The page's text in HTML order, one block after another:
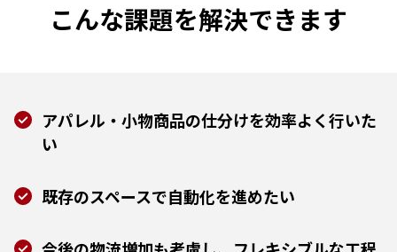
こんな課題を解決できます
アパレル・小物商品の仕分けを効率よく行いた
い
既存のスペースで自動化を進めたい